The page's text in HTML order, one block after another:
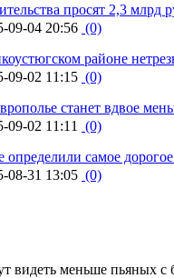
просят 2,3 млрд
09-04 20:56 (0)
районе
09-02 11:15 (0)
станет вдвое
09-02 11:11
(0)
определили самое
08-31 13:05 (0)
видеть меньше пьяных с